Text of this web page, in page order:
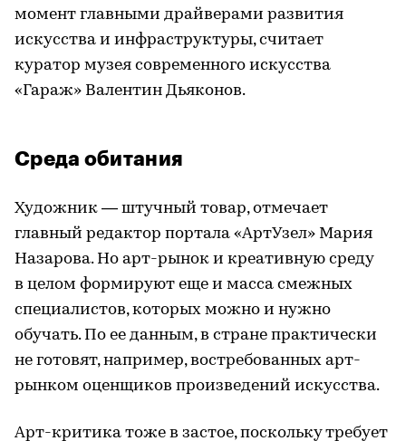
момент главными драйверами развития
искусства и инфраструктуры, считает
куратор музея современного искусства
«Гараж» Валентин Дьяконов.
Среда обитания
Художник — штучный товар, отмечает
главный редактор портала «АртУзел» Мария
Назарова. Но арт-рынок и креативную среду
в целом формируют еще и масса смежных
специалистов, которых можно и нужно
обучать. По ее данным, в стране практически
не готовят, например, востребованных арт-
рынком оценщиков произведений искусства.
Арт-критика тоже в застое, поскольку требует